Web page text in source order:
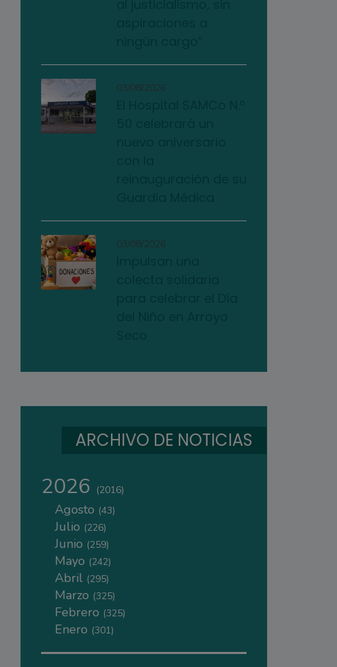
03/08/2026
03/08/2026
ARCHIVO DE NOTICIAS
2026 (2016)
Agosto (43)
Julio (226)
Junio (259)
Mayo (242)
Abril (295)
Marzo (325)
Febrero (325)
Enero (301)